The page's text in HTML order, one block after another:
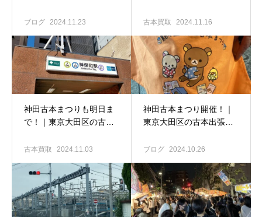
揚羽堂
ブログ 2024.11.23
出張買取専門店 古書窟揚
古本買取 2024.11.16
神田古本まつりも明日ま
で！｜東京大田区の古本
羽堂
古本買取 2024.11.03
神田古本まつり開催！｜
東京大田区の古本出張買
ブログ 2024.10.26